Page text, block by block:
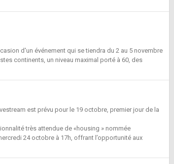
d'un événement qui se tiendra du 2 au 5 novembre
continents, un niveau maximal porté à 60, des
est prévu pour le 19 octobre, premier jour de la
très attendue de «housing » nommée
24 octobre à 17h, offrant l’opportunité aux